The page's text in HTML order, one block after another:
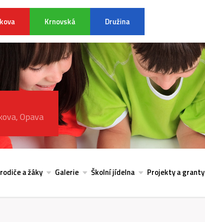
Krnovská Družina
Opava
a žáky Galerie Školní jídelna Projekty a granty